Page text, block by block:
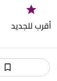
أقرب للجديد